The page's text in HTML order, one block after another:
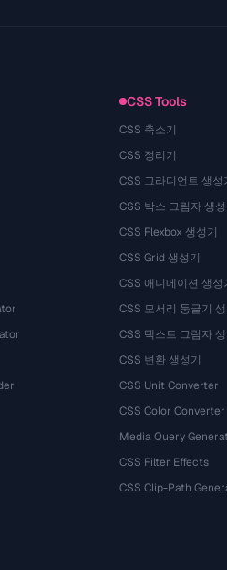
CSS Tools
CSS 축소기
CSS 정리기
CSS 그라디언트 생성
CSS 박스 그림자 생성
CSS Flexbox 생성기
CSS Grid 생성기
CSS 애니메이션 생성
CSS 모서리 둥글기
CSS 텍스트 그림자
CSS 변환 생성기
CSS Unit Converter
CSS Color Converter
Media Query
CSS Filter Effects
CSS Clip-Path